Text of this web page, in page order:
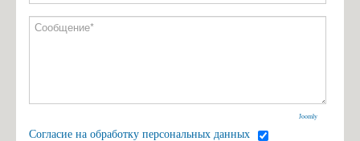
Joomly
Согласие на обработку персональных данных